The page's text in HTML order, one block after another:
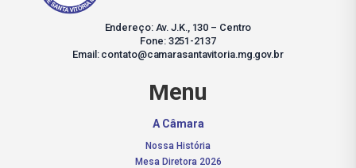
Endereço: Av. J.K., 130 – Centro
Fone: 3251-2137
Email: contato@camarasantavitoria.mg.gov.br
Menu
A Câmara
Nossa História
Mesa Diretora 2026